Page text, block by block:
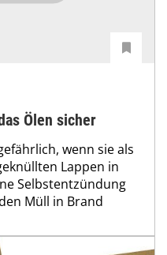
Ölen sicher
wenn sie als
Lappen in
Selbstentzündung
Müll in Brand